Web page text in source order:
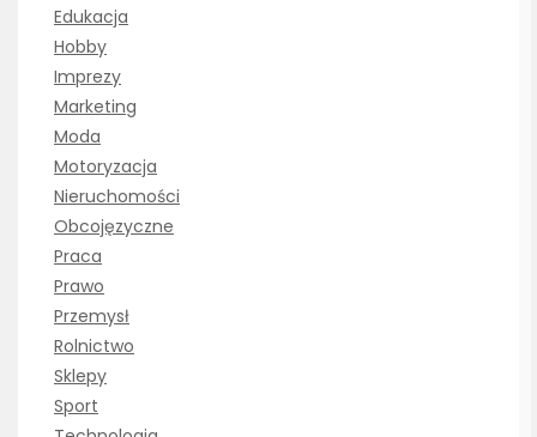
Edukacja
Hobby
Imprezy
Marketing
Moda
Motoryzacja
Nieruchomości
Obcojęzyczne
Praca
Prawo
Przemysł
Rolnictwo
Sklepy
Sport